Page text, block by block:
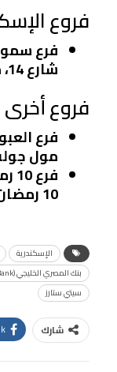
فروع
فرع
شارع 14، منطقة سموحة، الإسكندرية.
فروع أخرى
فرع
مول
فرع 10 رمضان
10 رمضان، القاهرة.
الإسكندرية
بنك المصري الخليجي (EG Bank)
سيتي ستارز
شارك